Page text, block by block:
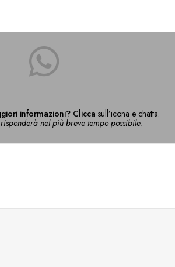
informazioni? Clicca sull’icona e chatta.
nel più breve tempo possibile.